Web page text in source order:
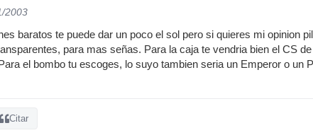
2003
baratos te puede dar un poco el sol pero si quieres mi opinion
para mas señas. Para la caja te vendria bien el CS
el bombo tu escoges, lo suyo tambien seria un Emperor o un
Citar